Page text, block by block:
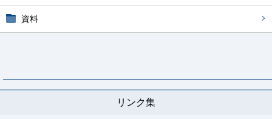
資料
リンク集